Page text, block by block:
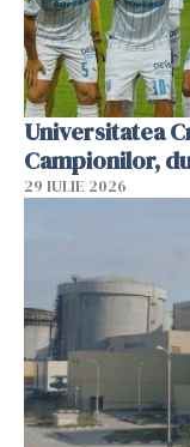
Universitatea
Campionilor,
29 IULIE 2026